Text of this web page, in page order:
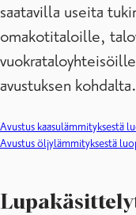
saatavilla useita
omakotitaloille,
avustuksen kohdalta.
Avustus kaasulämmityksestä
Avustus öljylämmityksestä